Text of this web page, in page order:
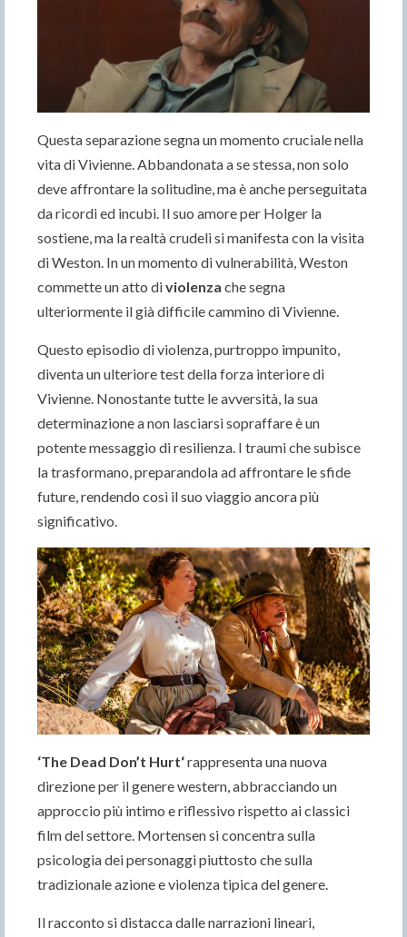
Questa separazione segna un momento cruciale nella
vita di Vivienne. Abbandonata a se stessa, non solo
deve affrontare la solitudine, ma è anche perseguitata
da ricordi ed incubi. Il suo amore per Holger la
sostiene, ma la realtà crudeli si manifesta con la visita
di Weston. In un momento di vulnerabilità, Weston
commette un atto diviolenza che segna
ulteriormente il già difficile cammino di Vivienne.
Questo episodio di violenza, purtroppo impunito,
diventa un ulteriore test della forza interiore di
Vivienne. Nonostante tutte le avversità, la sua
determinazione a non lasciarsi sopraffare è un
potente messaggio di resilienza. I traumi che subisce
la trasformano, preparandola ad affrontare le sfide
future, rendendo così il suo viaggio ancora più
significativo.
‘The Dead Don’t Hurt‘rappresenta una nuova
direzione per il genere western, abbracciando un
approccio più intimo e riflessivo rispetto ai classici
film del settore. Mortensen si concentra sulla
psicologia dei personaggi piuttosto che sulla
tradizionale azione e violenza tipica del genere.
Il racconto si distacca dalle narrazioni lineari,